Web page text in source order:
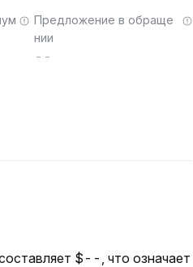
Предложение в обраще
нии
--
$--, что означает